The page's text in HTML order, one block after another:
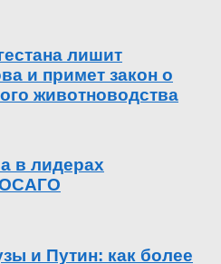
лишит
и примет закон о
животноводства
в лидерах
ОСАГО
и Путин: как более